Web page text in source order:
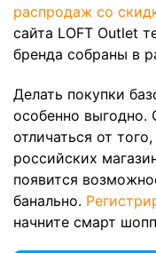
распродаж со
сайта LOFT Outlet
бренда собраны в
Делать покупки
особенно выгодно.
отличаться от
российских
появится
банально.
начните смарт